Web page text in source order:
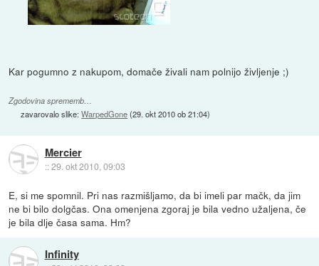
Kar pogumno z nakupom, domače živali nam polnijo življenje ;)
Zgodovina sprememb…
zavarovalo slike:WarpedGone(29. okt 2010 ob 21:04)
Mercier
::29. okt 2010, 09:03
E, si me spomnil. Pri nas razmišljamo, da bi imeli par mačk, da jim
ne bi bilo dolgčas. Ona omenjena zgoraj je bila vedno užaljena, če
je bila dlje časa sama. Hm?
Infinity